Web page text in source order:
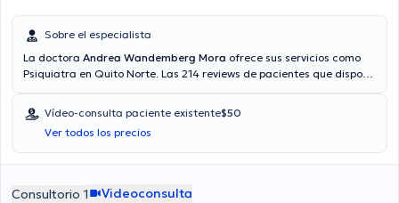
Sobre el especialista
La doctora Andrea Wandemberg Mora ofrece sus servicios como
Psiquiatra en Quito Norte. Las 214 reviews de pacientes que dispone
agendar una consulta médica vía consulta mediante video.
Aseguradoras tales como Consulta privada, Vía reembolso con
cualquier aseguradora son aceptadas.
Vídeo-consulta paciente existente$50
Ver todos los precios
Consultorio 1 Videoconsulta